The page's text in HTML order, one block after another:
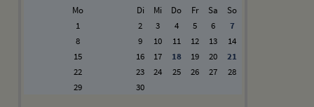
Mo Di Mi Do Fr Sa
So
1
2 3 4 5 6
7
8
9 10 11 12 13
14
15
16 17 18 19 20
21
22
23 24 25 26 27
28
29
30